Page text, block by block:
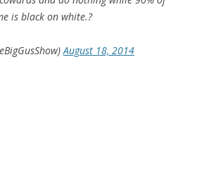
is black on white.?
August 18, 2014